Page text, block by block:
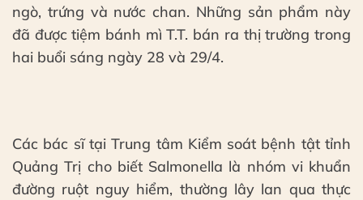
ngò, trứng và nước chan. Những sản phẩm này
đã được tiệm bánh mì T.T. bán ra thị trường trong
hai buổi sáng ngày 28 và 29/4.
Các bác sĩ tại Trung tâm Kiểm soát bệnh tật tỉnh
Quảng Trị cho biết Salmonella là nhóm vi khuẩn
đường ruột nguy hiểm, thường lây lan qua thực